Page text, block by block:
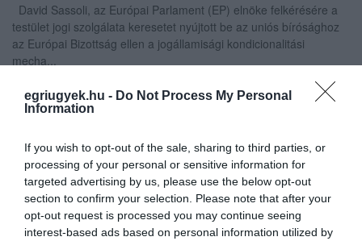
egriugyek.hu - Do Not Process My Personal
Information
If you wish to opt-out of the sale, sharing to third parties, or
processing of your personal or sensitive information for
targeted advertising by us, please use the below opt-out
section to confirm your selection. Please note that after your
opt-out request is processed you may continue seeing
interest-based ads based on personal information utilized by
David Sassoli, az Európai Parlament (EP) elnöke felkérésére a
testület jogi szolgálata keresetet nyújtott be az uniós bírósághoz
az Európai Bizottság ellen a jogállamisági kondicionalitási
mecha...
KORLÁTOZÁSOK NÉLKÜL FUT NEKI LENGYELORSZÁG AZ
OMIKRONNAK, AZ OLTATLANOKAT IS HAGYJÁK BÉKÉBEN
"Mateusz Morawiecki kormánya a járvány minél hamarabbi
legyőzésre törekszik a természetes megfertőződés által" – írja a
szlovák Denník N elemzése, amiben a lap lengyel szerzője, Kuba
Łoginow t...